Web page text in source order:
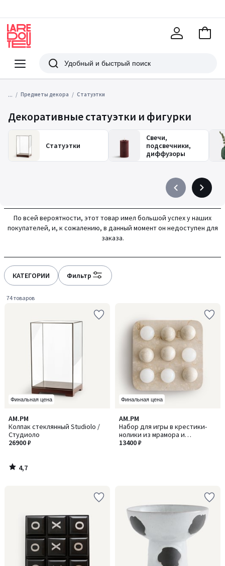
Меню
Redoute
Поиск
В
... Предметы декора Статуэтки
Декоративные статуэтки и фигурки
Статуэтки
Свечи,
подсвечники,
диффузоры
Précédent
à
gauche
Suivant
à
droite
По всей вероятности, этот товар имел большой успех у наших
покупателей, и, к сожалению, в данный момент он недоступен для
заказа.
КАТЕГОРИИ Фильтр
74 товаров
Финальная цена
AM.PM
Колпак стеклянный Studiolo /
Студиоло
26900 ₽
4,7
/ 5
4,7
/
Финальная цена
AM.PM
Набор для игры в крестики-
нолики из мрамора и
алебастра, CASSIOPEE /
13400 ₽